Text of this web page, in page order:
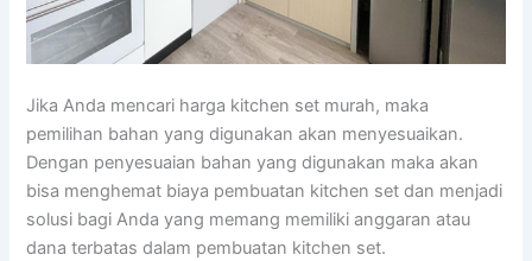
Jika Anda mencari harga kitchen set murah, maka
pemilihan bahan yang digunakan akan menyesuaikan.
Dengan penyesuaian bahan yang digunakan maka akan
bisa menghemat biaya pembuatan kitchen set dan menjadi
solusi bagi Anda yang memang memiliki anggaran atau
dana terbatas dalam pembuatan kitchen set.